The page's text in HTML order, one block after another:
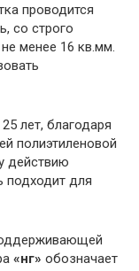
проводится
со строго
менее 16 кв.мм.
лет, благодаря
полиэтиленовой
действию
подходит для
«нг» обозначает